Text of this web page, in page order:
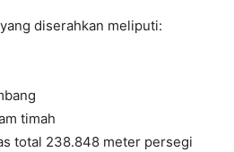
diserahkan meliputi:
timah
total 238.848 meter persegi